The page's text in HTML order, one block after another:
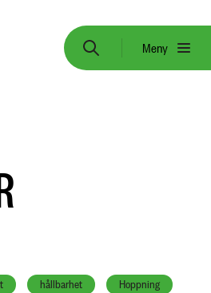
Meny
hållbarhet
Hoppning